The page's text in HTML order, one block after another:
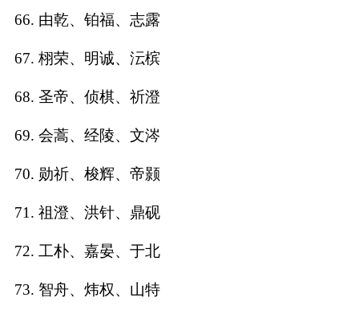
66. 由乾、铂福、志露
67. 栩荣、明诚、沄槟
68. 圣帝、侦棋、祈澄
69. 会蒿、经陵、文涔
70. 勋祈、梭辉、帝颢
71. 祖澄、洪针、鼎砚
72. 工朴、嘉晏、于北
73. 智舟、炜权、山特